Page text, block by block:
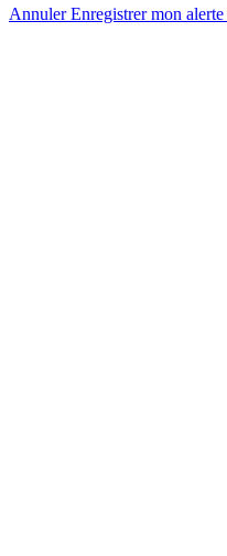
AnnulerEnregistrer mon alerte